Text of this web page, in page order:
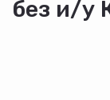
без и/у